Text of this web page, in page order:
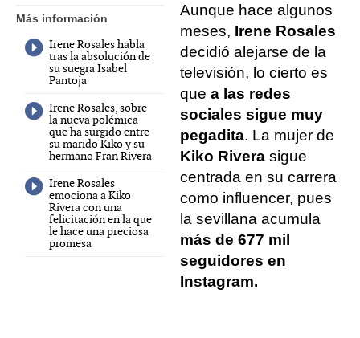
Más información
Irene Rosales habla
tras la absolución de
su suegra Isabel
Pantoja
Irene Rosales, sobre
la nueva polémica
que ha surgido entre
su marido Kiko y su
hermano Fran Rivera
Irene Rosales
emociona a Kiko
Rivera con una
felicitación en la que
le hace una preciosa
promesa
Aunque hace algunos
meses, Irene Rosales
decidió alejarse de la
televisión, lo cierto es
que a las redes
sociales sigue muy
pegadita. La mujer de
Kiko Rivera sigue
centrada en su carrera
como influencer, pues
la sevillana acumula
más de 677 mil
seguidores en
Instagram.